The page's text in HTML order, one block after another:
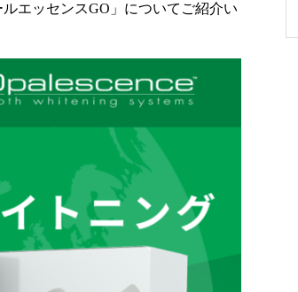
エッセンスGO」についてご紹介い